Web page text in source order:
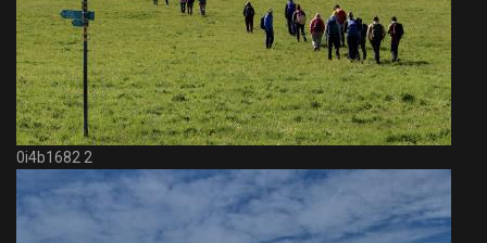
0i4b1682 2